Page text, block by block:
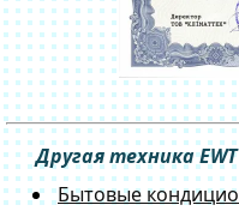
Другая техника
Бытовые